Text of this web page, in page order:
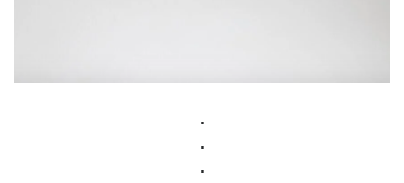
.
.
.